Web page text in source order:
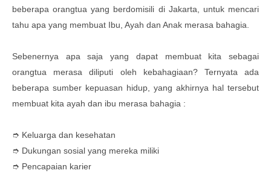
beberapa orangtua yang berdomisili di Jakarta, untuk mencari
tahu apa yang membuat Ibu, Ayah dan Anak merasa bahagia.
Sebenernya apa saja yang dapat membuat kita sebagai
orangtua merasa diliputi oleh kebahagiaan? Ternyata ada
beberapa sumber kepuasan hidup, yang akhirnya hal tersebut
membuat kita ayah dan ibu merasa bahagia :
➮ Keluarga dan kesehatan
➮ Dukungan sosial yang mereka miliki
➮ Pencapaian karier